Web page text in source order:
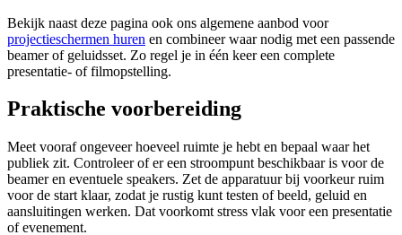
Bekijk naast deze pagina ook ons algemene aanbod voor
projectieschermen huren en combineer waar nodig met een passende
beamer of geluidsset. Zo regel je in één keer een complete
presentatie- of filmopstelling.
Praktische voorbereiding
Meet vooraf ongeveer hoeveel ruimte je hebt en bepaal waar het
publiek zit. Controleer of er een stroompunt beschikbaar is voor de
beamer en eventuele speakers. Zet de apparatuur bij voorkeur ruim
voor de start klaar, zodat je rustig kunt testen of beeld, geluid en
aansluitingen werken. Dat voorkomt stress vlak voor een presentatie
of evenement.